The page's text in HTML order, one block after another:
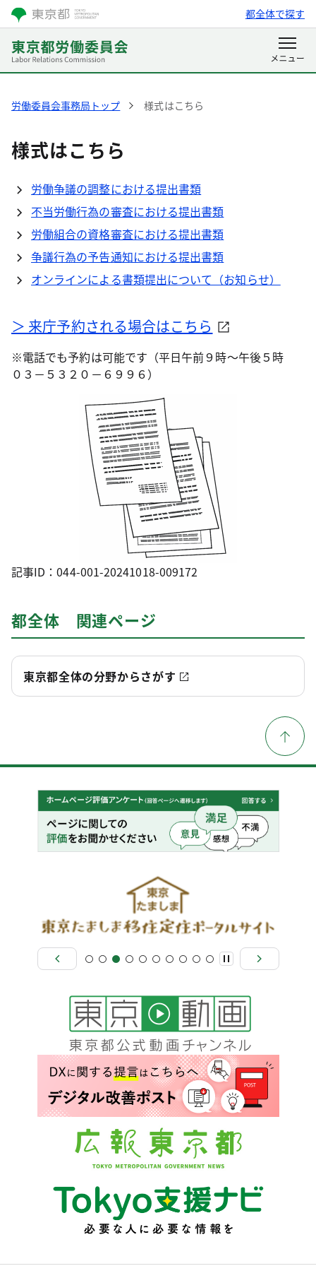
都全体で探す
労働委員会事務局トップ 様式はこちら
様式はこちら
労働争議の調整における提出書類
不当労働行為の審査における提出書類
労働組合の資格審査における提出書類
争議行為の予告通知における提出書類
オンラインによる書類提出について（お知らせ）
＞ 来庁予約される場合はこちら
※電話でも予約は可能です（平日午前９時～午後５時
０３－５３２０－６９９６）
記事ID：044-001-20241018-009172
都全体 関連ページ
東京都全体の分野からさがす